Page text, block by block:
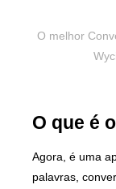
O melhor
O que é
Agora, é uma
palavras,